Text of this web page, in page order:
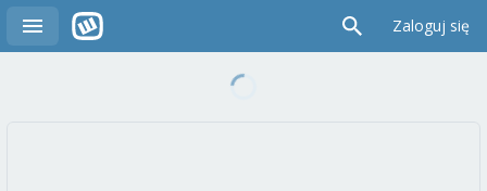
Zaloguj się